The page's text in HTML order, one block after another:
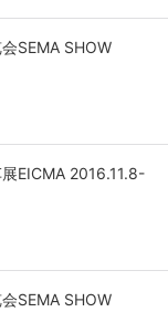
SEMA SHOW
EICMA 2016.11.8-
SEMA SHOW